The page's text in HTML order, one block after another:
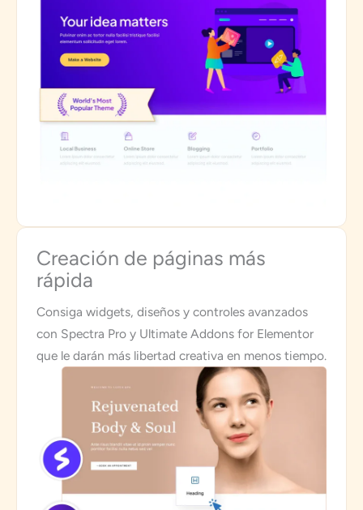
Creación de páginas más
rápida
Consiga widgets, diseños y controles avanzados
con Spectra Pro y Ultimate Addons for Elementor
que le darán más libertad creativa en menos tiempo.